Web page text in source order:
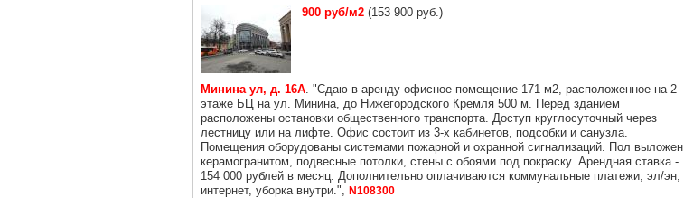
900 руб/м2(153 900 руб.)
Минина ул, д. 16А. "Сдаю в аренду офисное помещение 171 м2, расположенное на 2
этаже БЦ на ул. Минина, до Нижегородского Кремля 500 м. Перед зданием
расположены остановки общественного транспорта. Доступ круглосуточный через
лестницу или на лифте. Офис состоит из 3-х кабинетов, подсобки и санузла.
Помещения оборудованы системами пожарной и охранной сигнализаций. Пол выложен
керамогранитом, подвесные потолки, стены с обоями под покраску. Арендная ставка -
154 000 рублей в месяц. Дополнительно оплачиваются коммунальные платежи, эл/эн,
интернет, уборка внутри.", N108300